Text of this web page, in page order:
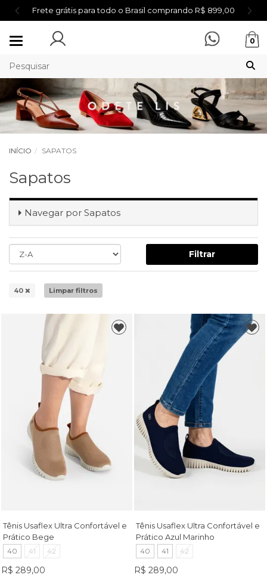
Frete grátis para todo o Brasil comprando R$ 899,00
Mudar
0
INÍCIO SAPATOS
Sapatos
Navegar por Sapatos
Filtrar
40 Limpar filtros
Tênis Usaflex Ultra Confortável e
Prático Bege
40 41 42
R$ 289,00
Tênis Usaflex Ultra Confortável e
Prático Azul Marinho
40 41 42
R$ 289,00